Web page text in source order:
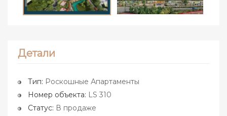
Детали
Тип: Роскошные Апартаменты
Номер объекта: LS 310
Статус: В продаже